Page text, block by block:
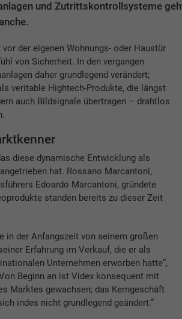
und Zutrittskontrollsysteme
der eigenen Wohnungs- oder Haustür
von Sicherheit. In den vergangen
daher grundlegend verändert;
veritable Hightech-Produkte, die längst
auch Bildsignale übertragen – drahtlos
diese dynamische Entwicklung als
hat. Rossano Marcantoni,
Edoardo Marcantoni, gründete
standen bereits zu dieser Zeit
in der Anfangszeit von seinem großen
Erfahrung im Verkauf, die er als
Unternehmen erworben hatte“,
Beginn an ist Videx konsequent mit
Marktes gewachsen; das Kerngeschäft
indes nicht grundlegend geändert.“